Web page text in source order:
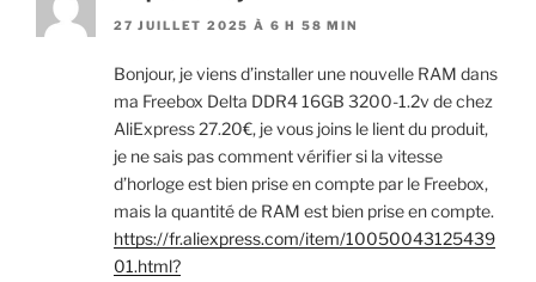
27 JUILLET 2025 À 6 H 58 MIN
Bonjour, je viens d’installer une nouvelle RAM dans
ma Freebox Delta DDR4 16GB 3200-1.2v de chez
AliExpress 27.20€, je vous joins le lient du produit,
je ne sais pas comment vérifier si la vitesse
d’horloge est bien prise en compte par le Freebox,
mais la quantité de RAM est bien prise en compte.
https://fr.aliexpress.com/item/10050043125439
01.html?